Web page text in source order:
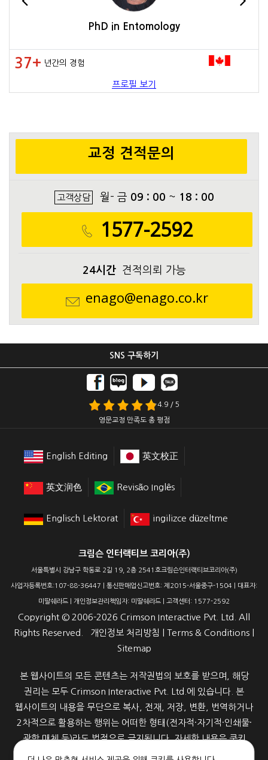
PhD in Entomology
37+ 년간의 경험
프로필 보기
교정 견적문의
고객상담 월- 금 09 : 00 ~ 18 : 00
1577-2592
24시간견적의뢰 가능
enago@enago.co.kr
SNS 구독하기
4.9 / 5
영문교정 만족도 총 평점
English Editing 英文校正
英文润色 Revisão Inglês
Englisch Lektorat ingilizce düzeltme
크림슨 인터랙티브 코리아(주)
서울특별시 강남구 학동로 2길 19, 2층 2541호크림슨인터랙티브코리아(주)
사업자등록번호:107-88-36447 | 통신판매업신고번호: 제2015-서울중구-1504 | 대표자:
미딸쉐라드 | 개인정보관리책임자: 미딸쉐라드 | 고객센터: 1577-2592
Copyright © 2006-2026 Crimson Interactive Pvt. Ltd. All
Rights Reserved. 개인정보 처리방침 Terms & Conditions
Sitemap
본 웹사이트의 모든 콘텐츠는 저작권법의 보호를 받으며, 해당
권리는 모두 Crimson Interactive Pvt. Ltd.에 있습니다. 본
웹사이트의 내용을 무단으로 복사, 전재, 저장, 변환, 번역하거나
2차적으로 활용하는 행위는 어떠한 형태(전자적·자기적·인쇄물·
광학 매체 등)라도 법적으로 금지됩니다. 자세한 내용은 쿠키
정책을 참고해 주세요.